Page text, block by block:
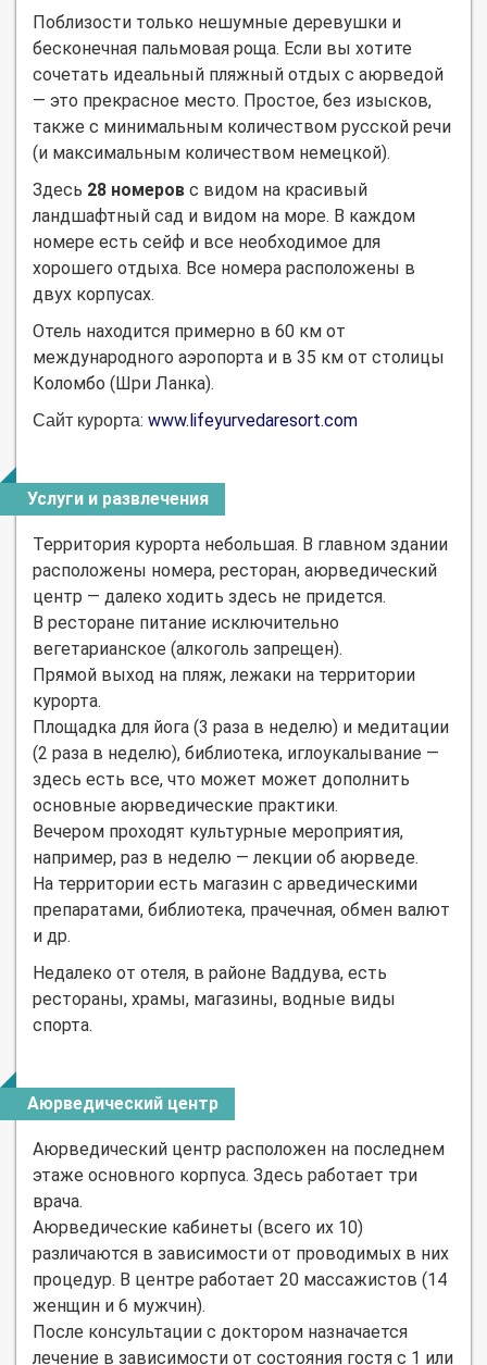
Поблизости только нешумные деревушки и
бесконечная пальмовая роща. Если вы хотите
сочетать идеальный пляжный отдых с аюрведой
— это прекрасное место. Простое, без изысков,
также с минимальным количеством русской речи
(и максимальным количеством немецкой).
Здесь 28 номеров с видом на красивый
ландшафтный сад и видом на море. В каждом
номере есть сейф и все необходимое для
хорошего отдыха. Все номера расположены в
двух корпусах.
Отель находится примерно в 60 км от
международного аэропорта и в 35 км от столицы
Коломбо (Шри Ланка).
Сайт курорта: www.lifeyurvedaresort.com
Услуги и развлечения
Территория курорта небольшая. В главном здании
расположены номера, ресторан, аюрведический
центр — далеко ходить здесь не придется.
В ресторане питание исключительно
вегетарианское (алкоголь запрещен).
Прямой выход на пляж, лежаки на территории
курорта.
Площадка для йога (3 раза в неделю) и медитации
(2 раза в неделю), библиотека, иглоукалывание —
здесь есть все, что может может дополнить
основные аюрведические практики.
Вечером проходят культурные мероприятия,
например, раз в неделю — лекции об аюрведе.
На территории есть магазин с арведическими
препаратами, библиотека, прачечная, обмен валют
и др.
Недалеко от отеля, в районе Ваддува, есть
рестораны, храмы, магазины, водные виды
спорта.
Аюрведический центр
Аюрведический центр расположен на последнем
этаже основного корпуса. Здесь работает три
врача.
Аюрведические кабинеты (всего их 10)
различаются в зависимости от проводимых в них
процедур. В центре работает 20 массажистов (14
женщин и 6 мужчин).
После консультации с доктором назначается
лечение в зависимости от состояния гостя с 1 или